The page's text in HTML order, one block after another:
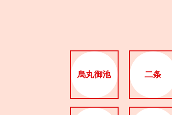
烏丸御池 二条